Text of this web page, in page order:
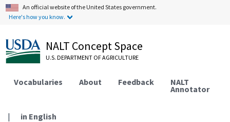
An official website of the United States government.
Here's how you know.
NALT Concept Space
U.S. DEPARTMENT OF AGRICULTURE
Vocabularies About Feedback NALT
Annotator
| in English